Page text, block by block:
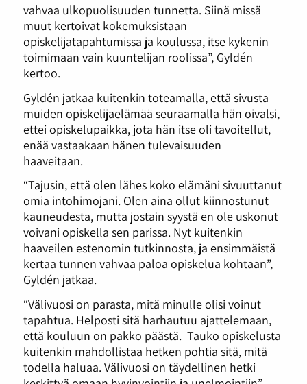
vahvaa ulkopuolisuuden tunnetta. Siinä missä
muut kertoivat kokemuksistaan
opiskelijatapahtumissa ja koulussa, itse kykenin
toimimaan vain kuuntelijan roolissa”, Gyldén
kertoo.
Gyldén jatkaa kuitenkin toteamalla, että sivusta
muiden opiskelijaelämää seuraamalla hän oivalsi,
ettei opiskelupaikka, jota hän itse oli tavoitellut,
enää vastaakaan hänen tulevaisuuden
haaveitaan.
“Tajusin, että olen lähes koko elämäni sivuuttanut
omia intohimojani. Olen aina ollut kiinnostunut
kauneudesta, mutta jostain syystä en ole uskonut
voivani opiskella sen parissa. Nyt kuitenkin
haaveilen estenomin tutkinnosta, ja ensimmäistä
kertaa tunnen vahvaa paloa opiskelua kohtaan”,
Gyldén jatkaa.
“Välivuosi on parasta, mitä minulle olisi voinut
tapahtua. Helposti sitä harhautuu ajattelemaan,
että kouluun on pakko päästä. Tauko opiskelusta
kuitenkin mahdollistaa hetken pohtia sitä, mitä
todella haluaa. Välivuosi on täydellinen hetki